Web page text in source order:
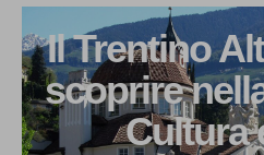
Il Trentino
scoprire
Cultura